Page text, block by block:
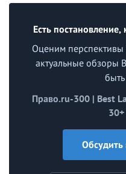
Есть
Оценим
актуальные обзоры
Право.ru-300 | Best